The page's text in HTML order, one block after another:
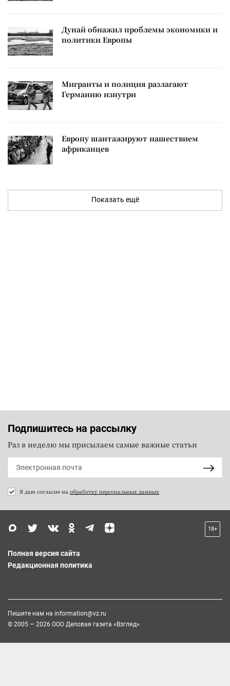
Дунай обнажил проблемы экономики и
политики Европы
Мигранты и полиция разлагают
Германию изнутри
Европу шантажируют нашествием
африканцев
Показать ещё
Подпишитесь на рассылку
Раз в неделю мы присылаем самые важные статьи
Я даю согласие на обработку персональных данных
18+
Полная версия сайта
Редакционная политика
Пишите нам на information@vz.ru
© 2005 — 2026 ООО Деловая газета «Взгляд»